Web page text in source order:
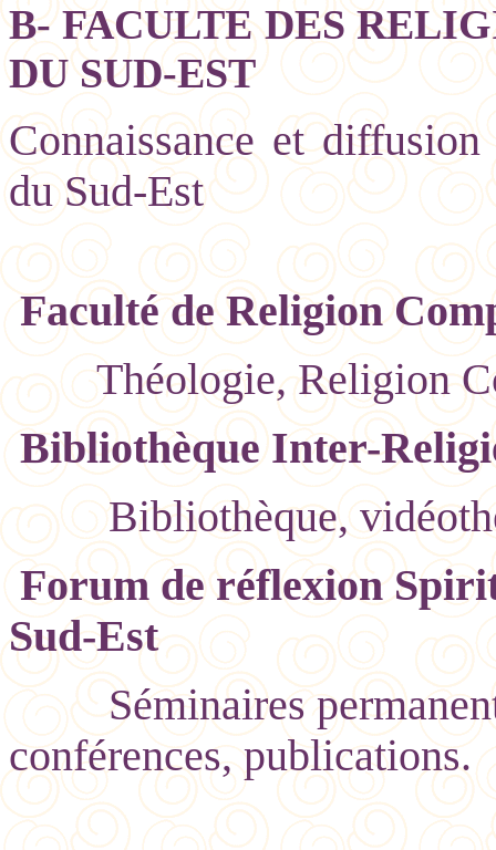
B- FACULTE DES
DU SUD-EST
Connaissance et
du Sud-Est
Faculté de Religion
Théologie, Religion
Bibliothèque Inter-
Bibliothèque,
Forum de réflexion
Sud-Est
Séminaires
conférences, publications.